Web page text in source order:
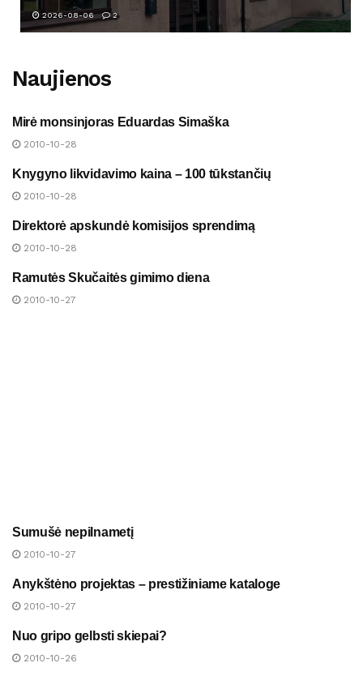
2026-08-06 2
Naujienos
NAUJIENOS
Mirė monsinjoras Eduardas Simaška
2010-10-28
NAUJIENOS
Knygyno likvidavimo kaina – 100 tūkstančių
2010-10-28
NAUJIENOS
Direktorė apskundė komisijos sprendimą
2010-10-28
NAUJIENOS
Ramutės Skučaitės gimimo diena
2010-10-27
NAUJIENOS
Sumušė nepilnametį
2010-10-27
NAUJIENOS
Anykštėno projektas – prestižiniame kataloge
2010-10-27
NAUJIENOS
Nuo gripo gelbsti skiepai?
2010-10-26